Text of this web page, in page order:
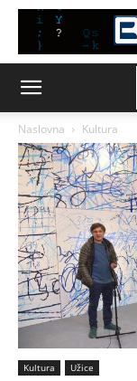
Naslovna Kultura
Kultura Užice